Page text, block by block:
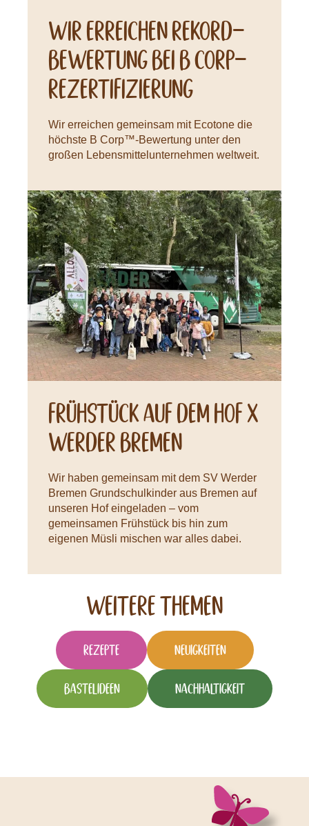
Wir erreichen Rekord-
Bewertung bei B CORP-
Rezertifizierung
Wir erreichen gemeinsam mit Ecotone die
höchste B Corp™-Bewertung unter den
großen Lebensmittelunternehmen weltweit.
Neuigkeiten
Frühstück auf dem Hof X
Werder Bremen
Wir haben gemeinsam mit dem SV Werder
Bremen Grundschulkinder aus Bremen auf
unseren Hof eingeladen – vom
gemeinsamen Frühstück bis hin zum
eigenen Müsli mischen war alles dabei.
Weitere Themen
Rezepte Neuigkeiten
Bastelideen Nachhaltigkeit